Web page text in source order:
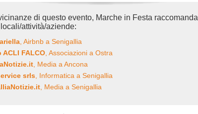
di questo evento, Marche in Festa raccomanda
attività/aziende:
, Airbnb a Senigallia
ACLI FALCO , Associazioni a Ostra
, Media a Ancona
srls , Informatica a Senigallia
, Media a Senigallia